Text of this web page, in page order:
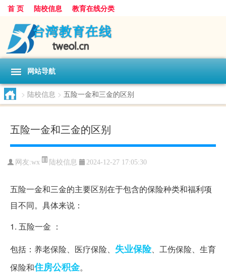
首 页 陆校信息 教育在线分类
网站导航
> 陆校信息 > 五险一金和三金的区别
五险一金和三金的区别
网友:wx 陆校信息 2024-12-27 17:05:30
五险一金和三金的主要区别在于包含的保险种类和福利项
目不同。具体来说：
1. 五险一金 ：
包括：养老保险、医疗保险、 失业保险、工伤保险、生育
保险和住房公积金。